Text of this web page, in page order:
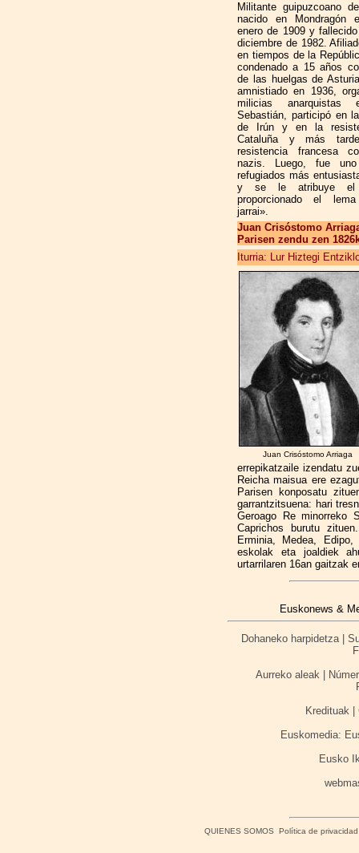
Militante guipuzcoano
nacido en Mondragón
enero de 1909 y
diciembre de 1982.
en tiempos de la
condenado a 15 años
de las huelgas de
amnistiado en 1936,
milicias anarquistas
Sebastián, participó en
de Irún y en la
Cataluña y más
resistencia francesa
nazis. Luego, fue
refugiados más
y se le atribuye el
proporcionado el
jarrai».
Juan Crisóstomo
Parisen zendu zen
Iturria: Lur Hiztegi
Juan Crisóstomo Arriaga
errepikatzaile izendatu
Reicha maisua ere
Parisen konposatu
garrantzitsuena: hari
Geroago Re minorreko
Caprichos burutu
Erminia, Medea, Edipo,
eskolak eta joaldiek
urtarrilaren 16an gaitzak
Euskonews &
Dohaneko harpidetza |
Aurreko aleak |
Kredituak
Euskomedia:
Eusko
QUIENES SOMOS Política de privacidad